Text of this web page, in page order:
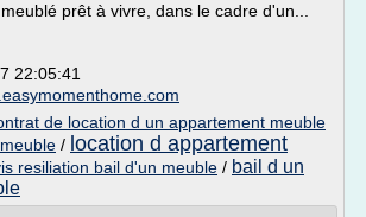
prêt à vivre, dans le cadre d'un...
22:05:41
de location d un appartement meuble
/ location d appartement
resiliation bail d'un meuble / bail d un